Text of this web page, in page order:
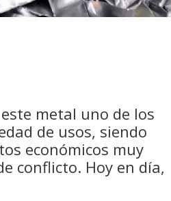
metal uno de los
de usos, siendo
económicos muy
conflicto. Hoy en día,